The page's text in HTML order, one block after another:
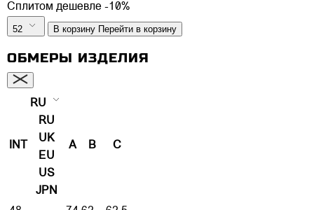
Сплитом дешевле -10%
52 В корзину Перейти в корзину
ОБМЕРЫ ИЗДЕЛИЯ
INT
RU
RU
UK
EU
US
JPN
A B C